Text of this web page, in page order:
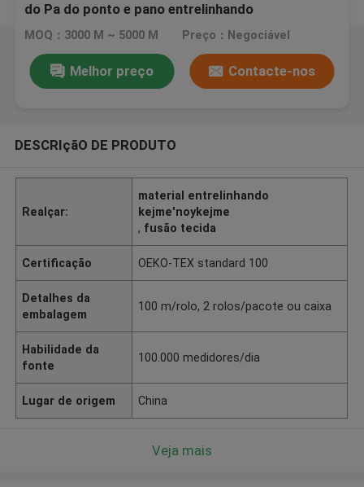
do Pa do ponto e pano entrelinhando
kejme'noykejme Eco - amigável
MOQ：3000 M ~ 5000 M Preço：Negociável
Melhor preço Contacte-nos
DESCRIçãO DE PRODUTO
Realçar:
material entrelinhando
kejme'noykejme
, fusão tecida
Certificação OEKO-TEX standard 100
Detalhes da
embalagem
100 m/rolo, 2 rolos/pacote ou caixa
Habilidade da
fonte
100.000 medidores/dia
Lugar de origem China
Veja mais